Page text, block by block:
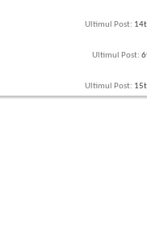
Ultimul Post:
Ultimul Post:
Ultimul Post: